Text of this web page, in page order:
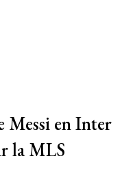
Messi en Inter
la MLS